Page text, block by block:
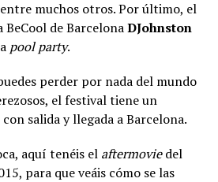
muchos otros. Por último, el
BeCool de BarcelonaDJohnston
pool party.
perder por nada del mundo
el festival tiene un
salida y llegada a Barcelona.
aquí tenéis el aftermoviedel
para que veáis cómo se las